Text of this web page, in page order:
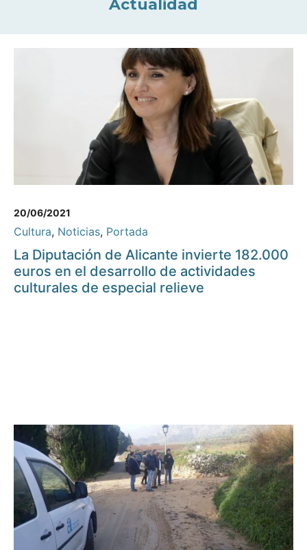
Actualidad
20/06/2021
Cultura, Noticias, Portada
La Diputación de Alicante invierte 182.000
euros en el desarrollo de actividades
culturales de especial relieve